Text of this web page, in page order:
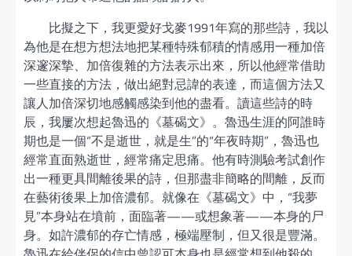
比擬之下，我更愛好戈麥1991年寫的那些詩，我以
為他是在想方想法地把某種特殊郁積的情感用一種加倍
深邃深摯、加倍復雜的方法表示出來，所以他經常借助
一些直接的方法，做出絕對忌諱的表達，而這個方法又
讓人加倍深切地感觸感染到他的盡看。讀這些詩的時
辰，我屢次想起魯迅的《墓碣文》。魯迅生涯的阿誰時
期也是一個“不是逝世，就是生”的“年夜時期”，魯迅也
經常直面熟逝世，經常痛定思痛。他有時測驗考試創作
出一種更具間離後果的詩，但那盡非簡略的間離，反而
在藝術後果上加倍濃郁。就像在《墓碣文》中，“我夢
見”本身站在墳前，面臨著——或想象著——本身的尸
身。如許濃郁的存亡情感，極端壓制，但又很是豐滿。